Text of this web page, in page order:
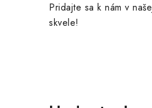
Pridajte sa k nám v
skvele!